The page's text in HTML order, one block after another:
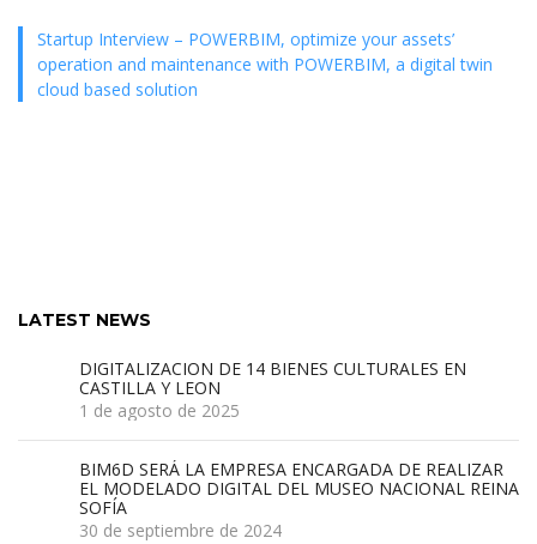
Startup Interview – POWERBIM, optimize your assets’
operation and maintenance with POWERBIM, a digital twin
cloud based solution
LATEST NEWS
DIGITALIZACION DE 14 BIENES CULTURALES EN
CASTILLA Y LEON
1 de agosto de 2025
BIM6D SERÁ LA EMPRESA ENCARGADA DE REALIZAR
EL MODELADO DIGITAL DEL MUSEO NACIONAL REINA
SOFÍA
30 de septiembre de 2024